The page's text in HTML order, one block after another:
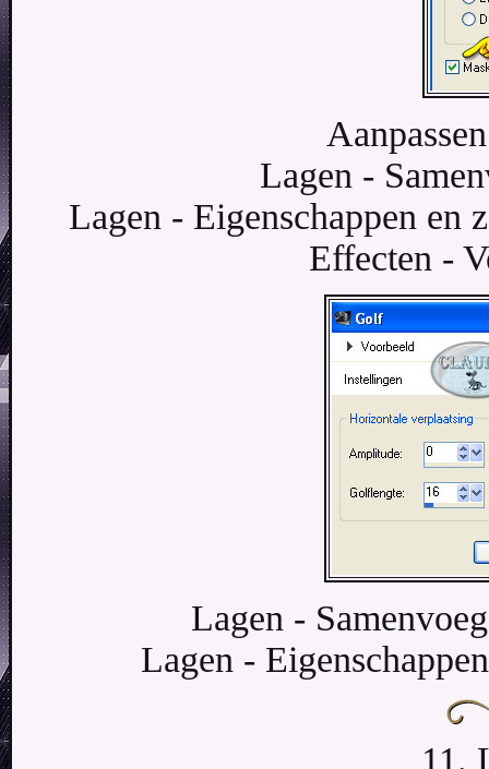
Lagen -
Lagen - Eigenschappen en
Effecten -
Lagen -
Lagen -
11.